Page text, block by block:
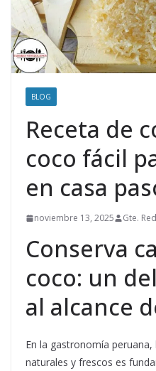
BLOG
Receta de
coco fácil
en casa
noviembre 13, 2025 Gte.
Conserva
coco: un
al alcance
En la gastronomía
naturales y frescos es